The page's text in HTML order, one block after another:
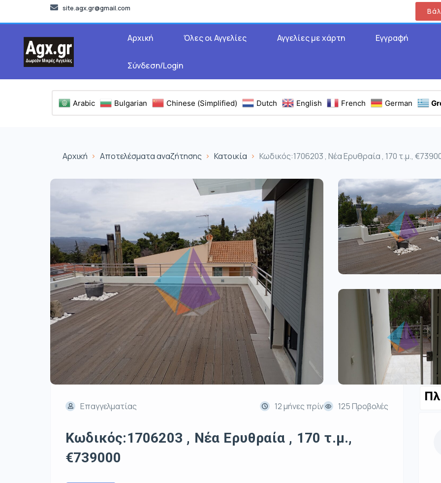
site.agx.gr@gmail.com
Αρχική Όλες οι Αγγελίες Αγγελίες με χάρτη Εγγραφή
Σύνδεση/Login
Arabic Bulgarian Chinese (Simplified) Dutch English French German
Αρχική Αποτελέσματα αναζήτησης Κατοικία Κωδικός:1706203 , Νέα Ερυθραία , 170 τ.μ.,
Επαγγελματίας 12 μήνες πρίν 125 Προβολές
Κωδικός:1706203 , Νέα Ερυθραία , 170 τ.μ.,
€739000